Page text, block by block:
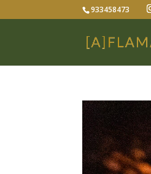
933458473